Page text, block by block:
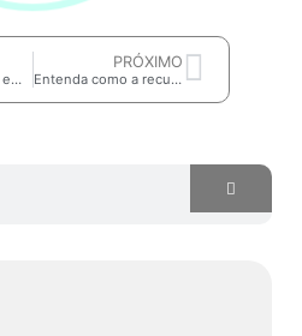
PIX saque e troco: empresário, você já se preparou para usar em sua empresa?
PRÓXIMO
Entenda como a recuperação de crédito tributário pode favorecer a economia brasileira.